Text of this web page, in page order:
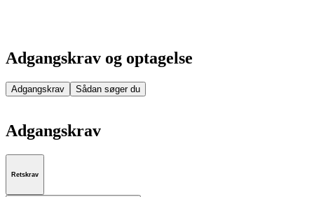
Adgangskrav og optagelse
Adgangskrav Sådan søger du
Adgangskrav
Retskrav